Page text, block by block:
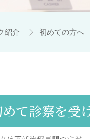
紹介 初めての方へ
て診察を受